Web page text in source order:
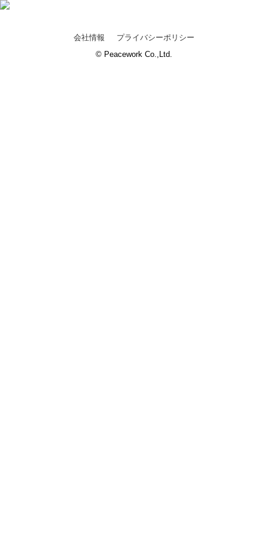
会社情報
プライバシーポリシー
© Peacework Co.,Ltd.